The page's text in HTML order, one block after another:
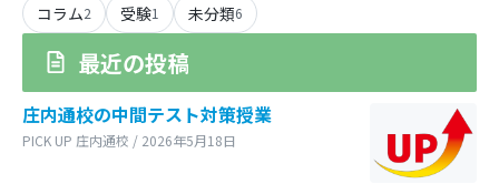
コラム2 受験1 未分類6
最近の投稿
庄内通校の中間テスト対策授業
PICK UP 庄内通校 / 2026年5月18日